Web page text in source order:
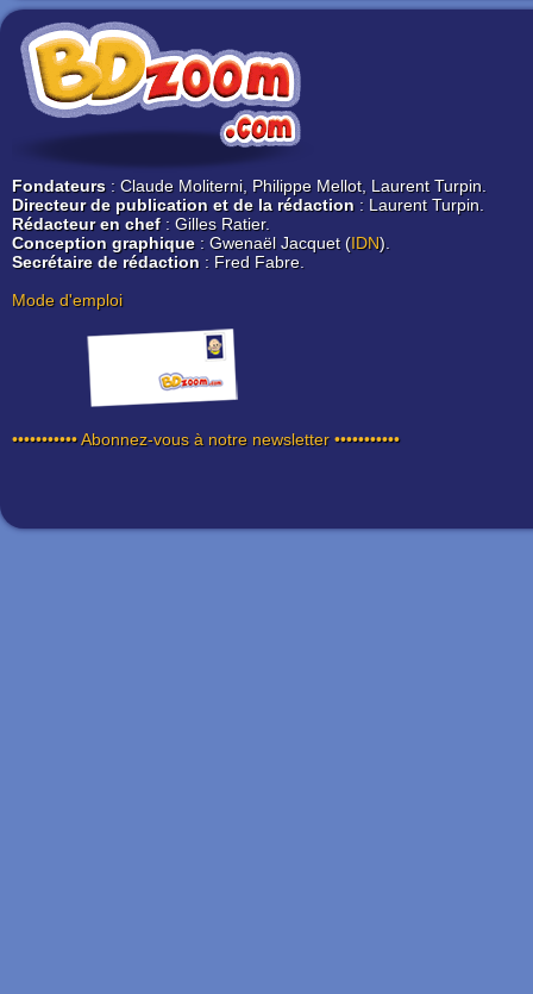
Fondateurs : Claude Moliterni, Philippe Mellot, Laurent Turpin.
Directeur de publication et de la rédaction : Laurent Turpin.
Rédacteur en chef: Gilles Ratier.
Conception graphique: Gwenaël Jacquet (IDN).
Secrétaire de rédaction : Fred Fabre.
Mode d'emploi
••••••••••• Abonnez-vous à notre newsletter •••••••••••